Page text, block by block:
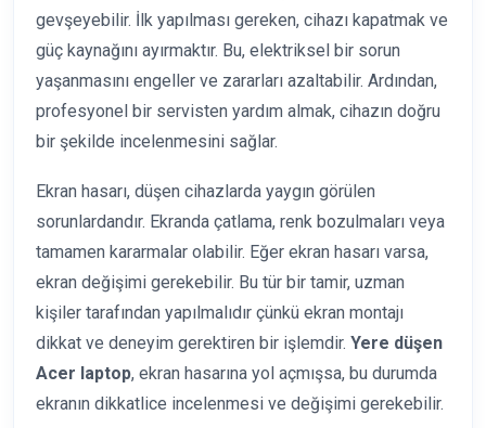
gevşeyebilir. İlk yapılması gereken, cihazı kapatmak ve
güç kaynağını ayırmaktır. Bu, elektriksel bir sorun
yaşanmasını engeller ve zararları azaltabilir. Ardından,
profesyonel bir servisten yardım almak, cihazın doğru
bir şekilde incelenmesini sağlar.
Ekran hasarı, düşen cihazlarda yaygın görülen
sorunlardandır. Ekranda çatlama, renk bozulmaları veya
tamamen kararmalar olabilir. Eğer ekran hasarı varsa,
ekran değişimi gerekebilir. Bu tür bir tamir, uzman
kişiler tarafından yapılmalıdır çünkü ekran montajı
dikkat ve deneyim gerektiren bir işlemdir. Yere düşen
Acer laptop, ekran hasarına yol açmışsa, bu durumda
ekranın dikkatlice incelenmesi ve değişimi gerekebilir.